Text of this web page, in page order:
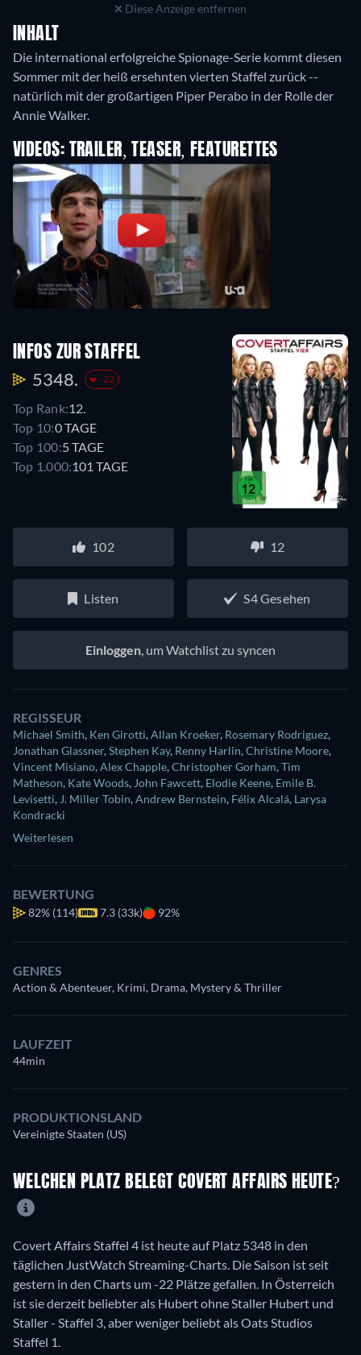
Diese Anzeige entfernen
INHALT
Die international erfolgreiche Spionage-Serie kommt diesen
Sommer mit der heiß ersehnten vierten Staffel zurück --
natürlich mit der großartigen Piper Perabo in der Rolle der
Annie Walker.
VIDEOS: TRAILER, TEASER, FEATURETTES
INFOS ZUR STAFFEL
5348. -22
Top Rank:12.
Top 10:0 TAGE
Top 100:5 TAGE
Top 1.000:101 TAGE
102 12
Listen S4 Gesehen
Einloggen, um Watchlist zu syncen
REGISSEUR
Michael Smith, Ken Girotti,Allan Kroeker, Rosemary Rodriguez,
Jonathan Glassner,Stephen Kay, Renny Harlin,Christine Moore,
Vincent Misiano,Alex Chapple,Christopher Gorham,Tim
Matheson, Kate Woods, John Fawcett, Elodie Keene, Emile B.
Levisetti, J. Miller Tobin,Andrew Bernstein, Félix Alcalá, Larysa
Kondracki
Weiterlesen
BEWERTUNG
82% (114) 7.3 (33k) 92%
GENRES
Action & Abenteuer, Krimi, Drama, Mystery & Thriller
LAUFZEIT
44min
PRODUKTIONSLAND
Vereinigte Staaten (US)
WELCHEN PLATZ BELEGT COVERT AFFAIRS HEUTE?
Covert Affairs Staffel 4 ist heute auf Platz 5348 in den
täglichen JustWatch Streaming-Charts. Die Saison ist seit
gestern in den Charts um -22 Plätze gefallen. In Österreich
ist sie derzeit beliebter als Hubert ohne Staller Hubert und
Staller - Staffel 3, aber weniger beliebt als Oats Studios
Staffel 1.